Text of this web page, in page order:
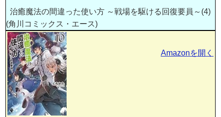
治癒魔法の間違った使い方 ～戦場を駆ける回復要員～(4)
(角川コミックス・エース)
Amazonを開く